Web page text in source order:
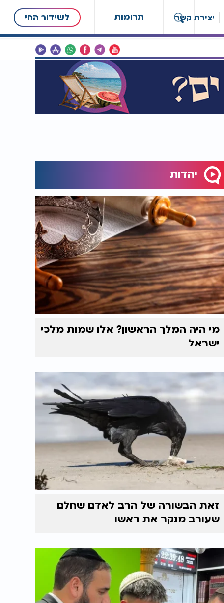
תרומות לשידור החי יצירת קשר
יהדות
מי היה המלך הראשון? אלו שמות מלכי
ישראל
זאת הבשורה של הרב לאדם שחלם
שעורב מנקר את ראשו